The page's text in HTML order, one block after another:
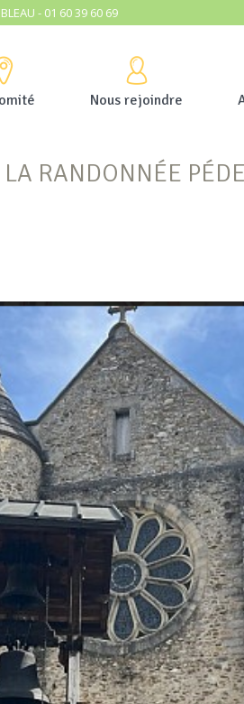
- 01 60 39 60 69
Nous rejoindre
RANDONNÉE